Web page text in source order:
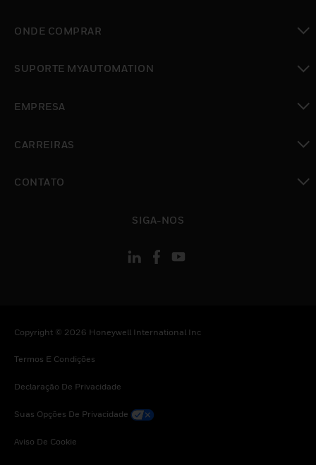
ONDE COMPRAR
SUPORTE MYAUTOMATION
EMPRESA
CARREIRAS
CONTATO
SIGA-NOS
Copyright © 2026 Honeywell International Inc
Termos E Condições
Declaração De Privacidade
Suas Opções De Privacidade
Aviso De Cookie